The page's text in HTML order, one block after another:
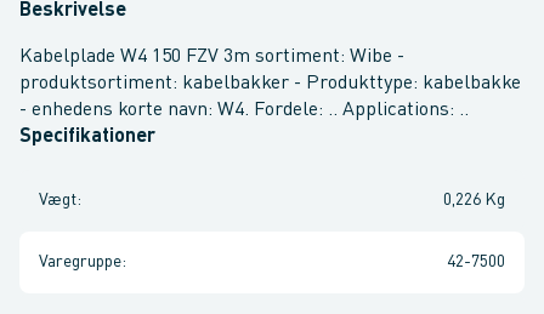
Beskrivelse
Kabelplade W4 150 FZV 3m sortiment: Wibe -
produktsortiment: kabelbakker - Produkttype: kabelbakke
- enhedens korte navn: W4. Fordele: .. Applications: ..
Specifikationer
Vægt: 0,226 Kg
Varegruppe: 42-7500